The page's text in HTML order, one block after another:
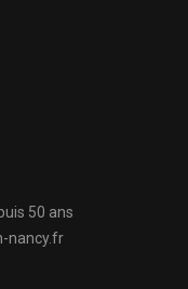
50 ans
nancy.fr